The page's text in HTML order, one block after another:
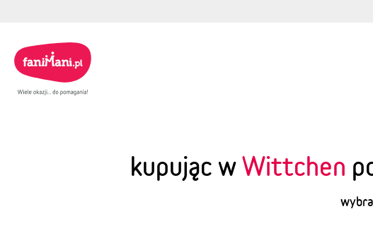
kupując wWittchen